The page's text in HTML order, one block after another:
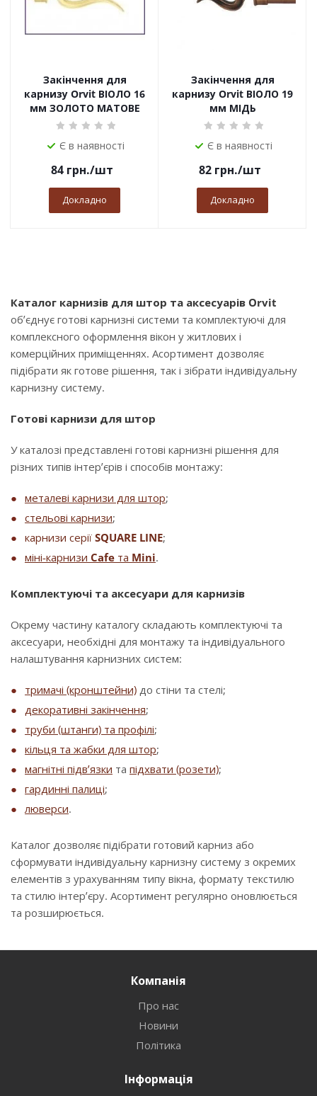
Закінчення для
карнизу Orvit ВІОЛО 16
мм ЗОЛОТО МАТОВЕ
Є в наявності
84 грн./шт
Докладно
Закінчення для
карнизу Orvit ВІОЛО 19
мм МІДЬ
Є в наявності
82 грн./шт
Докладно
Каталог карнизів для штор та аксесуарів Orvit
об’єднує готові карнизні системи та комплектуючі для
комплексного оформлення вікон у житлових і
комерційних приміщеннях. Асортимент дозволяє
підібрати як готове рішення, так і зібрати індивідуальну
карнизну систему.
Готові карнизи для штор
У каталозі представлені готові карнизні рішення для
різних типів інтер’єрів і способів монтажу:
металеві карнизи для штор;
стельові карнизи;
карнизи серії SQUARE LINE;
міні-карнизи Cafe та Mini.
Комплектуючі та аксесуари для карнизів
Окрему частину каталогу складають комплектуючі та
аксесуари, необхідні для монтажу та індивідуального
налаштування карнизних систем:
тримачі (кронштейни) до стіни та стелі;
декоративні закінчення;
труби (штанги) та профілі;
кільця та жабки для штор;
магнітні підв’язки та підхвати (розети);
гардинні палиці;
люверси.
Каталог дозволяє підібрати готовий карниз або
сформувати індивідуальну карнизну систему з окремих
елементів з урахуванням типу вікна, формату текстилю
та стилю інтер’єру. Асортимент регулярно оновлюється
та розширюється.
Компанія
Про нас
Новини
Політика
Інформація